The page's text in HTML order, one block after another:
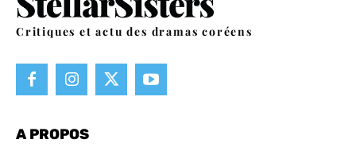
Critiques et actu des dramas coréens
A PROPOS